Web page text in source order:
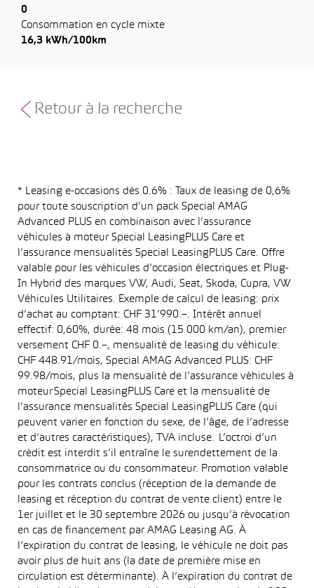
0
Consommation en cycle mixte
16,3 kWh/100km
Retour à la recherche
* Leasing e-occasions dès 0.6% : Taux de leasing de 0,6%
pour toute souscription d’un pack Special AMAG
Advanced PLUS en combinaison avec l’assurance
véhicules à moteur Special LeasingPLUS Care et
l’assurance mensualités Special LeasingPLUS Care. Offre
valable pour les véhicules d’occasion électriques et Plug-
In Hybrid des marques VW, Audi, Seat, Skoda, Cupra, VW
Véhicules Utilitaires. Exemple de calcul de leasing: prix
d’achat au comptant: CHF 31’990.–. Intérêt annuel
effectif: 0,60%, durée: 48 mois (15 000 km/an), premier
versement CHF 0.–, mensualité de leasing du véhicule:
CHF 448.91/mois, Special AMAG Advanced PLUS: CHF
99.98/mois, plus la mensualité de l’assurance véhicules à
moteur Special LeasingPLUS Care et la mensualité de
l’assurance mensualités Special LeasingPLUS Care (qui
peuvent varier en fonction du sexe, de l’âge, de l’adresse
et d’autres caractéristiques), TVA incluse. L’octroi d’un
crédit est interdit s’il entraîne le surendettement de la
consommatrice ou du consommateur. Promotion valable
pour les contrats conclus (réception de la demande de
leasing et réception du contrat de vente client) entre le
1er juillet et le 30 septembre 2026 ou jusqu’à révocation
en cas de financement par AMAG Leasing AG. À
l’expiration du contrat de leasing, le véhicule ne doit pas
avoir plus de huit ans (la date de première mise en
circulation est déterminante). À l’expiration du contrat de